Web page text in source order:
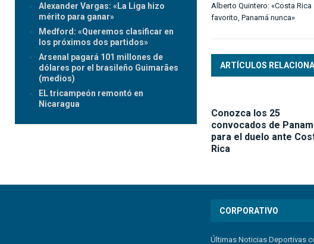
Alberto Quintero: «Costa
favorito, Panamá nunca»
ARTÍCULOS
Conozca los 25
convocados de
para el duelo ante
Rica
Alexander Vargas: «La Liga hizo
mérito para ganar»
Medford: «Queremos clasificar en
los próximos dos partidos»
Arsenal pagará 101 millones de
dólares por el brasileño Guimarães
(medios)
EL tricampeón remontó en
Nicaragua
CORPORATIVO
Últimas Noticias Deportivas